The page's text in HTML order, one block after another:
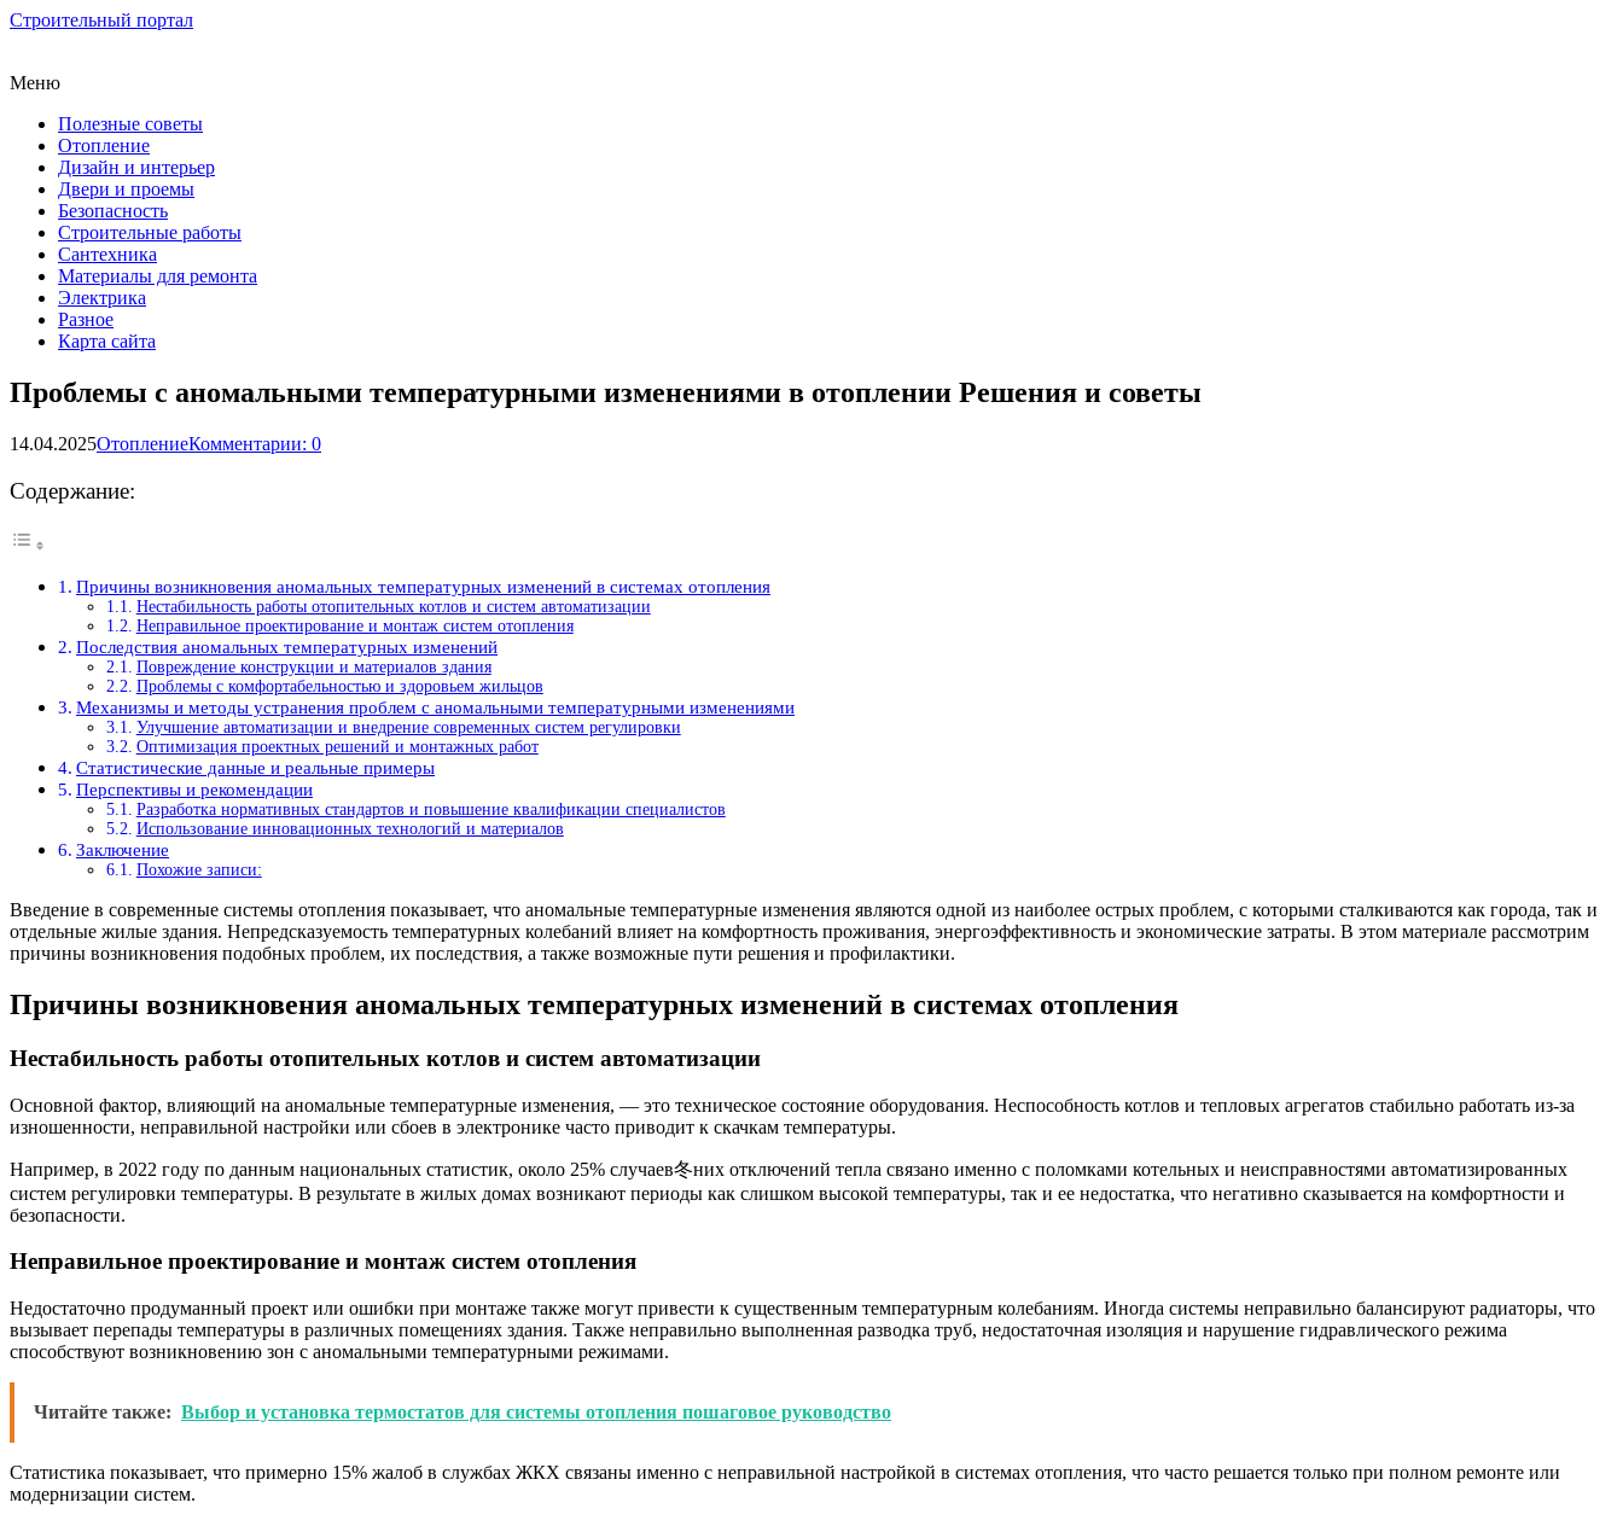
Строительный портал
Меню
Полезные советы
Отопление
Дизайн и интерьер
Двери и проемы
Безопасность
Строительные работы
Сантехника
Материалы для ремонта
Электрика
Разное
Карта сайта
Проблемы с аномальными температурными изменениями в отоплении Решения и советы
14.04.2025ОтоплениеКомментарии: 0
Содержание:
Причины возникновения аномальных температурных изменений в системах отопления
Нестабильность работы отопительных котлов и систем автоматизации
Неправильное проектирование и монтаж систем отопления
Последствия аномальных температурных изменений
Повреждение конструкции и материалов здания
Проблемы с комфортабельностью и здоровьем жильцов
Механизмы и методы устранения проблем с аномальными температурными изменениями
Улучшение автоматизации и внедрение современных систем регулировки
Оптимизация проектных решений и монтажных работ
Статистические данные и реальные примеры
Перспективы и рекомендации
Разработка нормативных стандартов и повышение квалификации специалистов
Использование инновационных технологий и материалов
Заключение
Похожие записи:
Введение в современные системы отопления показывает, что аномальные температурные изменения являются одной из наиболее острых проблем, с которыми сталкиваются как города, так и
отдельные жилые здания. Непредсказуемость температурных колебаний влияет на комфортность проживания, энергоэффективность и экономические затраты. В этом материале рассмотрим
причины возникновения подобных проблем, их последствия, а также возможные пути решения и профилактики.
Причины возникновения аномальных температурных изменений в системах отопления
Нестабильность работы отопительных котлов и систем автоматизации
Основной фактор, влияющий на аномальные температурные изменения, — это техническое состояние оборудования. Неспособность котлов и тепловых агрегатов стабильно работать из-за
изношенности, неправильной настройки или сбоев в электронике часто приводит к скачкам температуры.
Например, в 2022 году по данным национальных статистик, около 25% случаев冬них отключений тепла связано именно с поломками котельных и неисправностями автоматизированных
систем регулировки температуры. В результате в жилых домах возникают периоды как слишком высокой температуры, так и ее недостатка, что негативно сказывается на комфортности и
безопасности.
Неправильное проектирование и монтаж систем отопления
Недостаточно продуманный проект или ошибки при монтаже также могут привести к существенным температурным колебаниям. Иногда системы неправильно балансируют радиаторы, что
вызывает перепады температуры в различных помещениях здания. Также неправильно выполненная разводка труб, недостаточная изоляция и нарушение гидравлического режима
способствуют возникновению зон с аномальными температурными режимами.
Читайте также: Выбор и установка термостатов для системы отопления пошаговое руководство
Статистика показывает, что примерно 15% жалоб в службах ЖКХ связаны именно с неправильной настройкой в системах отопления, что часто решается только при полном ремонте или
модернизации систем.